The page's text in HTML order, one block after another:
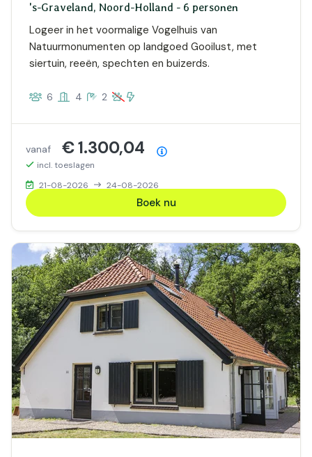
's-Graveland, Noord-Holland - 6 personen
Logeer in het voormalige Vogelhuis van
Natuurmonumenten op landgoed Gooilust, met
siertuin, reeën, spechten en buizerds.
6 4 2
vanaf € 1.300,04
incl. toeslagen
21-08-2026
24-08-2026
Boek nu